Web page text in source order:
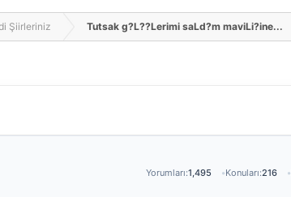
Şiirleriniz Tutsak g?L??Lerimi saLd?m maviLi?ine...
Yorumları:1,495 Konuları:216